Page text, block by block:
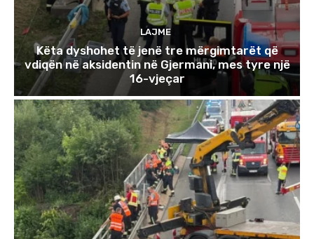
LAJME
Këta dyshohet të jenë tre mërgimtarët që
vdiqën në aksidentin në Gjermani, mes tyre një
16-vjeçar